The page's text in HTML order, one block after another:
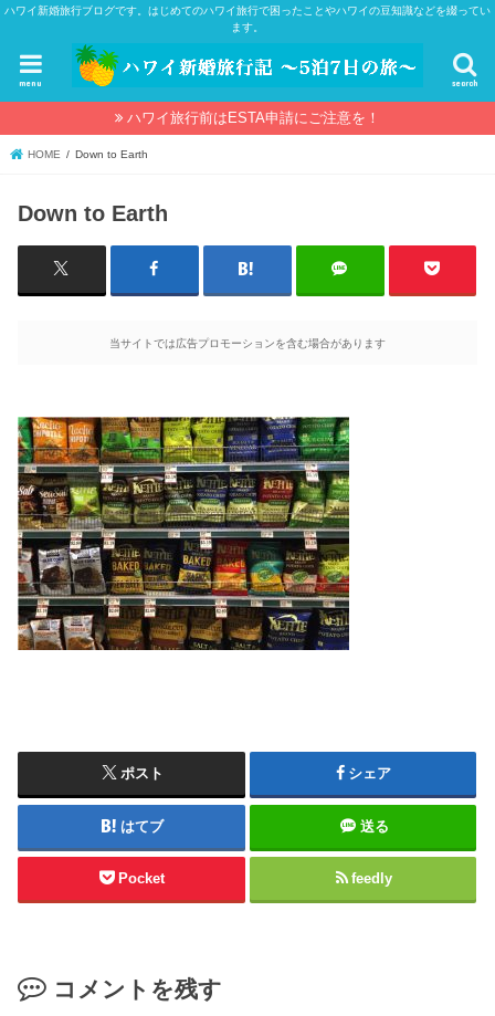
ハワイ新婚旅行ブログです。はじめてのハワイ旅行で困ったことやハワイの豆知識などを綴ってい
ます。
search
menu
ハワイ旅行前はESTA申請にご注意を！
HOME Down to Earth
Down to Earth
当サイトでは広告プロモーションを含む場合があります
ポスト シェア
はてブ 送る
Pocket feedly
コメントを残す